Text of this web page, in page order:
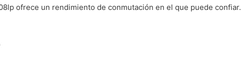
ofrece un rendimiento de conmutación en el que puede confiar.